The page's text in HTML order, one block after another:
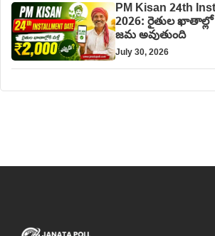
PM Kisan 24th
2026: రైతుల ఖాతాల్లో
జమ అవుతుంది
July 30, 2026